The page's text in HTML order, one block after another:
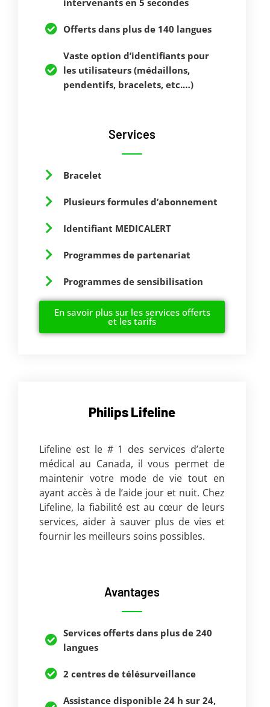
Offerts dans plus de 140 langues
Vaste option d’identifiants pour
les utilisateurs (médaillons,
pendentifs, bracelets, etc.…)
Services
Bracelet
Plusieurs formules d’abonnement
Identifiant MEDICALERT
Programmes de partenariat
Programmes de sensibilisation
En savoir plus sur les services offerts
et les tarifs
Philips Lifeline
Lifeline est le # 1 des services d’alerte
médical au Canada, il vous permet de
maintenir votre mode de vie tout en
ayant accès à de l’aide jour et nuit. Chez
Lifeline, la fiabilité est au cœur de leurs
services, aider à sauver plus de vies et
fournir les meilleurs soins possibles.
Avantages
Services offerts dans plus de 240
langues
2 centres de télésurveillance
Assistance disponible 24 h sur 24,